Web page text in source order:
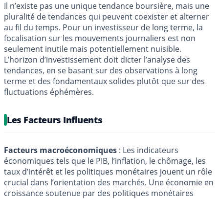
Il n’existe pas une unique tendance boursière, mais une
pluralité de tendances qui peuvent coexister et alterner
au fil du temps. Pour un investisseur de long terme, la
focalisation sur les mouvements journaliers est non
seulement inutile mais potentiellement nuisible.
L’horizon d’investissement doit dicter l’analyse des
tendances, en se basant sur des observations à long
terme et des fondamentaux solides plutôt que sur des
fluctuations éphémères.
Les Facteurs Influents
Facteurs macroéconomiques : Les indicateurs
économiques tels que le PIB, l’inflation, le chômage, les
taux d’intérêt et les politiques monétaires jouent un rôle
crucial dans l’orientation des marchés. Une économie en
croissance soutenue par des politiques monétaires